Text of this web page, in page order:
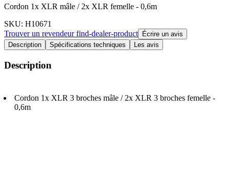
Cordon 1x XLR mâle / 2x XLR femelle - 0,6m
SKU: H10671
Trouver un revendeurfind-dealer-product
Écrire un avis
Description
Spécifications techniques Les avis
Description
Cordon 1x XLR 3 broches mâle / 2x XLR 3 broches femelle -
0,6m